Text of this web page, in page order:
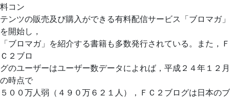
料コン
テンツの販売及び購入ができる有料配信サービス「ブロマガ」
を開始し，
「ブロマガ」を紹介する書籍も多数発行されている。また，Ｆ
Ｃ２ブロ
グのユーザーはユーザー数データによれば，平成２４年１２月
の時点で
５００万人弱（４９０万６２１人），ＦＣ２ブログは日本のブ